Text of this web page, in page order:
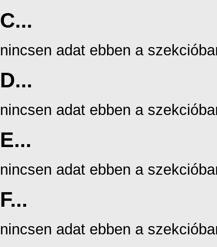
C...
nincsen adat ebben a
D...
nincsen adat ebben a
E...
nincsen adat ebben a
F...
nincsen adat ebben a